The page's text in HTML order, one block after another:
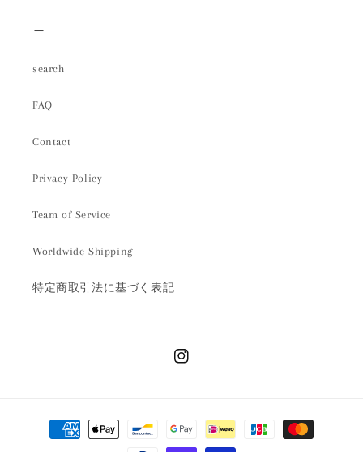
＿
search
FAQ
Contact
Privacy Policy
Team of Service
Worldwide Shipping
特定商取引法に基づく表記
Instagram